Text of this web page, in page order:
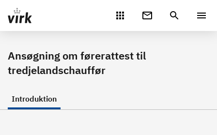
Gå direkte til indhold
Ansøgning om førerattest til
tredjelandschauffør
Introduktion